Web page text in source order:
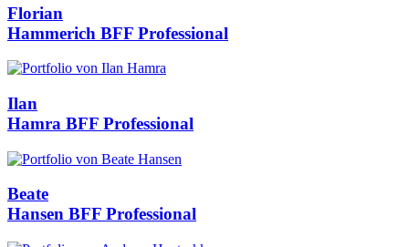
Florian
Hammerich BFF Professional
Ilan
Hamra BFF Professional
Beate
Hansen BFF Professional